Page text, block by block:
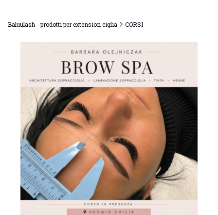
Baluulash - prodotti per extension ciglia CORSI